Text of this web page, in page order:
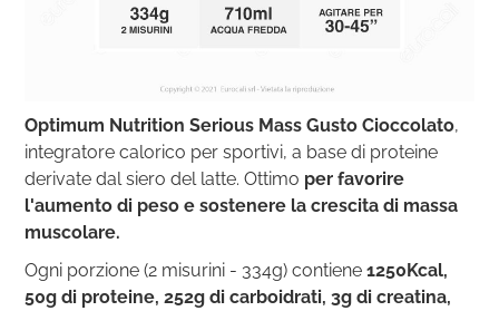
Optimum Nutrition Serious Mass Gusto Cioccolato,
integratore calorico per sportivi, a base di proteine
derivate dal siero del latte. Ottimo per favorire
l'aumento di peso e sostenere la crescita di massa
muscolare.
Ogni porzione (2 misurini - 334g) contiene1250Kcal,
50g di proteine, 252g di carboidrati, 3g di creatina,